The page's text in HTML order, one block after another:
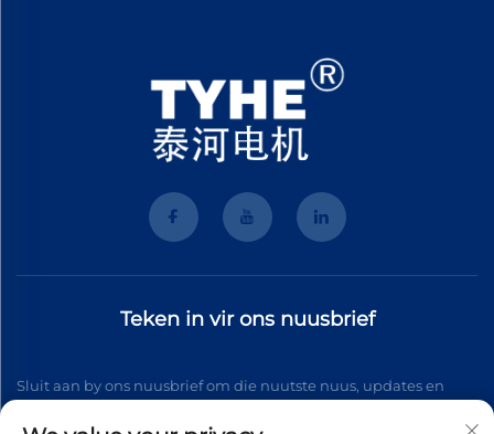
Teken in vir ons nuusbrief
Sluit aan by ons nuusbrief om die nuutste nuus, updates en